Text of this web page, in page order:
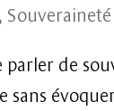
,
parler de
sans